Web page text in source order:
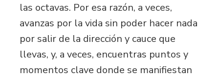
las octavas. Por esa razón, a veces,
avanzas por la vida sin poder hacer nada
por salir de la dirección y cauce que
llevas, y, a veces, encuentras puntos y
momentos clave donde se manifiestan